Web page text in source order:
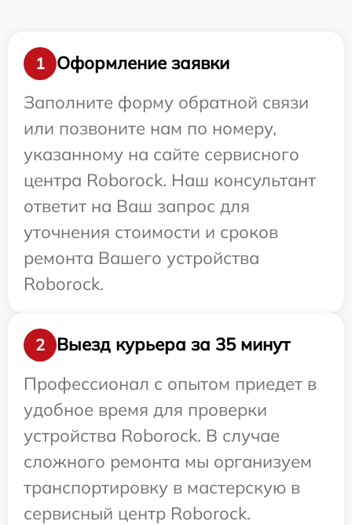
1
Оформление заявки
Заполните форму обратной связи
или позвоните нам по номеру,
указанному на сайте сервисного
центра Roborock. Наш консультант
ответит на Ваш запрос для
уточнения стоимости и сроков
ремонта Вашего устройства
Roborock.
2
Выезд курьера за 35 минут
Профессионал с опытом приедет в
удобное время для проверки
устройства Roborock. В случае
сложного ремонта мы организуем
транспортировку в мастерскую в
сервисный центр Roborock.